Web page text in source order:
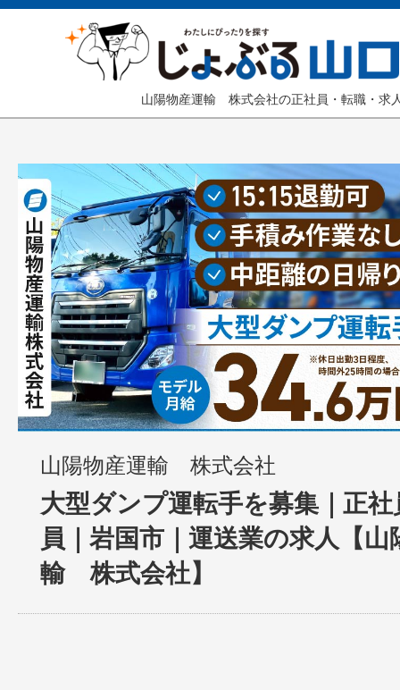
山陽物産運輸 株式会社の正社員・転職・求
山陽物産運輸 株式会社
大型ダンプ運転手を募集｜正
員｜岩国市｜運送業の求人【山
輸 株式会社】